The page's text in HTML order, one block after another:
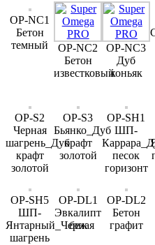
OP-NC1
Бетон
темный
OP-NC2
Бетон
известковый
OP-NC3
Дуб
коньяк
OP-S2
Черная
шагрень_Дуб
крафт
золотой
OP-S3
Бьянко_Дуб
крафт
золотой
OP-SH1
ШП-
песок
горизонт
OP-SH5
ШП-
Янтарный_Черная
шагрень
OP-DL1
Эвкалипт
беж
OP-DL2
Бетон
графит